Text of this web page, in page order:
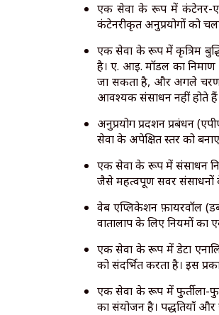
एक सेवा के रूप में कंटेनर-
कंटेनरीकृत अनुप्रयोगों को
एक सेवा के रूप में कृत्रिम
है। ए. आई. मॉडल का निर्माण
जा सकता है, और अगले चरण
आवश्यक संसाधन नहीं होते
अनुप्रयोग प्रदर्शन प्रबंधन
सेवा के अपेक्षित स्तर को
एक सेवा के रूप में संसाधन
जैसे महत्वपूर्ण सर्वर
वेब एप्लिकेशन फ़ायरवॉल
वार्तालाप के लिए नियमों
एक सेवा के रूप में डेटा
को संदर्भित करता है। इस
एक सेवा के रूप में फुर्तीला-
का संयोजन है। पद्धतियाँ